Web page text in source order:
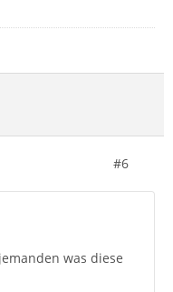
#6
was diese